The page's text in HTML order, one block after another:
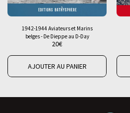
1942-1944 Aviateurs et Marins
belges - De Dieppe au D-Day
20€
AJOUTER AU PANIER